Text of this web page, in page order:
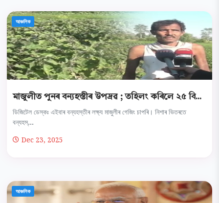
আঞ্চলিক
মাজুলীত পুনৰ বন্যহস্তীৰ উপদ্ৰৱ ; তহিলং কৰিলে ২৫ বি...
ডিজিটেল ডেস্কঃ এইবাৰ বন্যহস্তীৰ লক্ষ্য মাজুলীৰ গেজিং চাপৰি। নিশাৰ ভিতৰতে
বন্যহস্...
Dec 23, 2025
আঞ্চলিক